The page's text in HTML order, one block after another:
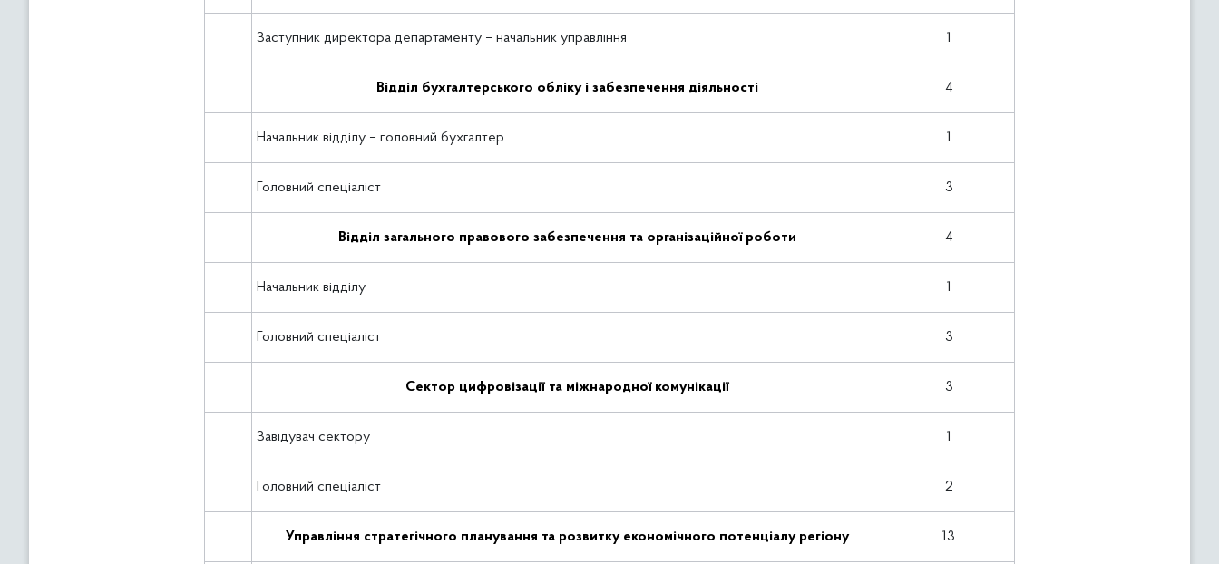
Заступник директора департаменту – начальник управління 1
Відділ бухгалтерського обліку і забезпечення діяльності 4
Начальник відділу – головний бухгалтер 1
Головний спеціаліст 3
Відділ загального правового забезпечення та організаційної роботи 4
Начальник відділу 1
Головний спеціаліст 3
Сектор цифровізації та міжнародної комунікації 3
Завідувач сектору 1
Головний спеціаліст 2
Управління стратегічного планування та розвитку економічного потенціалу регіону 13